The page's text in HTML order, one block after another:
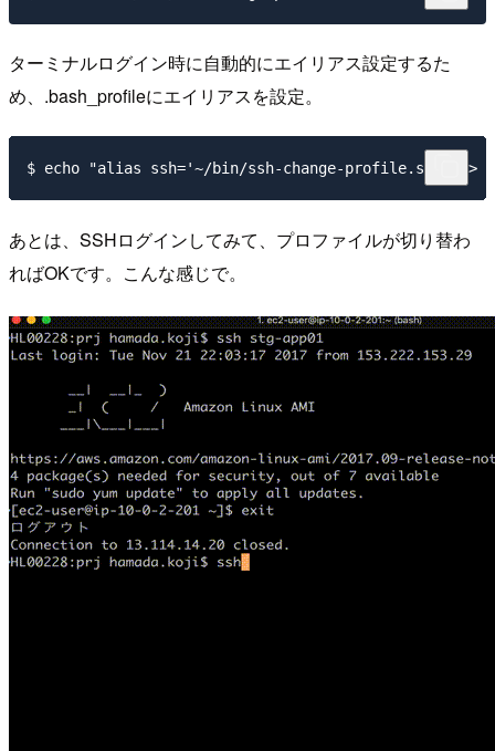
ターミナルログイン時に自動的にエイリアス設定するた
め、.bash_profileにエイリアスを設定。
あとは、SSHログインしてみて、プロファイルが切り替わ
ればOKです。こんな感じで。